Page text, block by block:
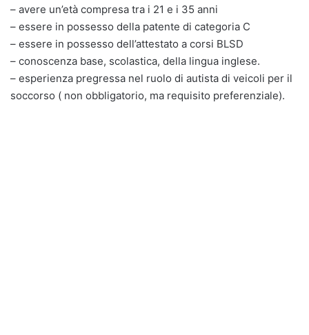
– avere un’età compresa tra i 21 e i 35 anni
– essere in possesso della patente di categoria C
– essere in possesso dell’attestato a corsi BLSD
– conoscenza base, scolastica, della lingua inglese.
– esperienza pregressa nel ruolo di autista di veicoli per il
soccorso ( non obbligatorio, ma requisito preferenziale).